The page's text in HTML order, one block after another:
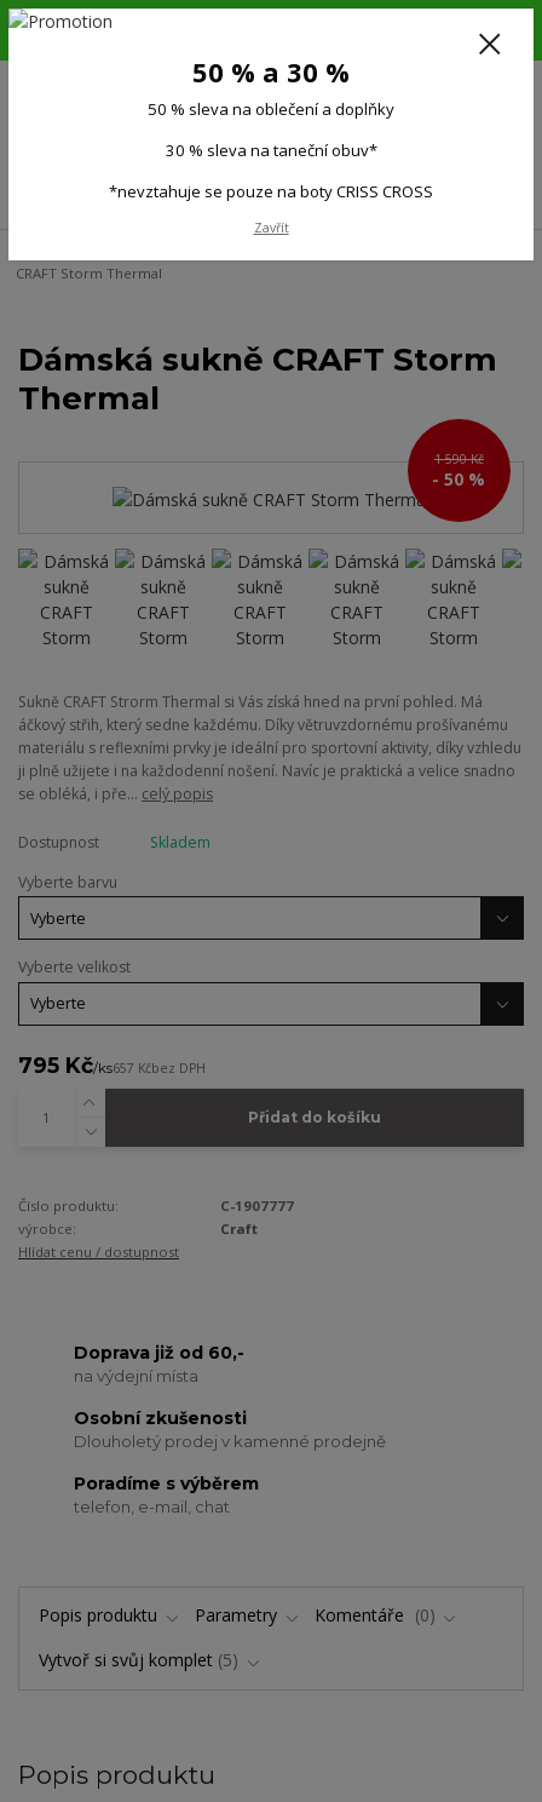
6.-16.8.26. DOVOLENÁ !!! 50 % SLEVA na všechno oblečení a doplňky !!!
(Po-Pá 9:00-15.00)
CRAFT Storm Thermal
Dámská sukně CRAFT Storm
Thermal
1 590 Kč
- 50 %
Sukně CRAFT Strorm Thermal si Vás získá hned na první pohled. Má
áčkový střih, který sedne každému. Díky větruvzdornému prošívanému
materiálu s reflexními prvky je ideální pro sportovní aktivity, díky vzhledu
ji plně užijete i na každodenní nošení. Navíc je praktická a velice snadno
se obléká, i pře... celý popis
Dostupnost
Skladem
Vyberte barvu
Vyberte velikost
795 Kč/ks657 Kčbez DPH
Přidat do košíku
Číslo produktu:
C-1907777
výrobce:
Craft
Hlídat cenu / dostupnost
Doprava již od 60,-
na výdejní místa
Osobní zkušenosti
Dlouholetý prodej v kamenné prodejně
Poradíme s výběrem
telefon, e-mail, chat
Popis produktu Parametry Komentáře
0
Vytvoř si svůj komplet 5
Popis produktu
50 % a 30 %
50 % sleva na oblečení a doplňky
30 % sleva na taneční obuv*
*nevztahuje se pouze na boty CRISS CROSS
Zavřít